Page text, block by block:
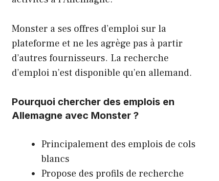
Monster a ses offres d’emploi sur la
plateforme et ne les agrège pas à partir
d’autres fournisseurs. La recherche
d’emploi n’est disponible qu’en allemand.
Pourquoi chercher des emplois en
Allemagne avec Monster ?
Principalement des emplois de cols
blancs
Propose des profils de recherche